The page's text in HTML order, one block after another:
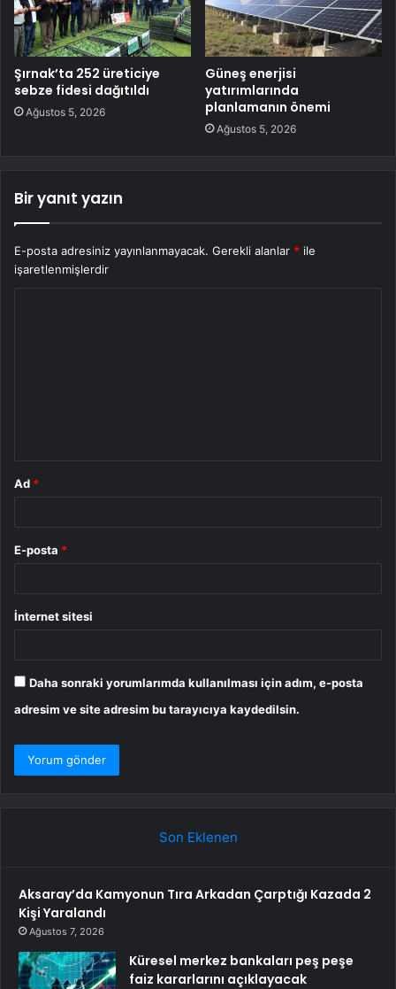
Şırnak’ta 252 üreticiye
sebze fidesi dağıtıldı
Ağustos 5, 2026
Güneş enerjisi
yatırımlarında
planlamanın önemi
Ağustos 5, 2026
Bir yanıt yazın
E-posta adresiniz yayınlanmayacak. Gerekli alanlar * ile
işaretlenmişlerdir
Ad *
E-posta *
İnternet sitesi
Daha sonraki yorumlarımda kullanılması için adım, e-posta
adresim ve site adresim bu tarayıcıya kaydedilsin.
Son Eklenen
Aksaray’da Kamyonun Tıra Arkadan Çarptığı Kazada 2
Kişi Yaralandı
Ağustos 7, 2026
Küresel merkez bankaları peş peşe
faiz kararlarını açıklayacak